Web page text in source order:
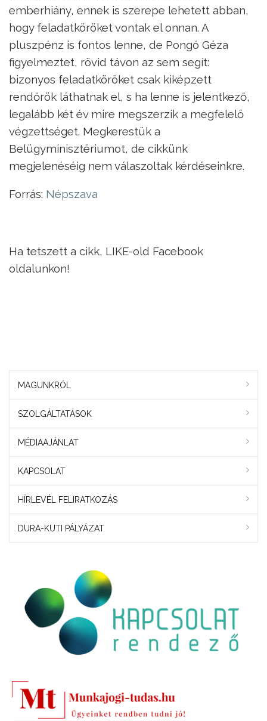
emberhiány, ennek is szerepe lehetett abban,
hogy feladatköröket vontak el onnan. A
pluszpénz is fontos lenne, de Pongó Géza
figyelmeztet, rövid távon az sem segít:
bizonyos feladatköröket csak kiképzett
rendőrök láthatnak el, s ha lenne is jelentkező,
legalább két év mire megszerzik a megfelelő
végzettséget. Megkerestük a
Belügyminisztériumot, de cikkünk
megjelenéséig nem válaszoltak kérdéseinkre.
Forrás: Népszava
Ha tetszett a cikk, LIKE-old Facebook
oldalunkon!
MAGUNKRÓL
SZOLGÁLTATÁSOK
MÉDIAAJÁNLAT
KAPCSOLAT
HÍRLEVÉL FELIRATKOZÁS
DURA-KUTI PÁLYÁZAT